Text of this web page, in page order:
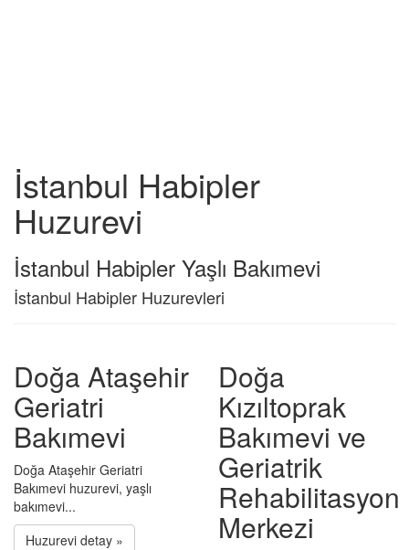
İstanbul Habipler
Huzurevi
İstanbul Habipler Yaşlı Bakımevi
İstanbul Habipler Huzurevleri
Doğa Ataşehir
Geriatri
Bakımevi
Doğa Ataşehir Geriatri
Bakımevi huzurevi, yaşlı
bakımevi...
Huzurevi detay »
Doğa
Kızıltoprak
Bakımevi ve
Geriatrik
Rehabilitasyon
Merkezi